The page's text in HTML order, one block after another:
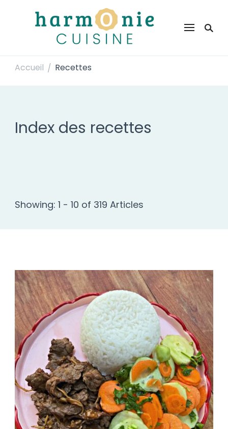
Harmonie Cuisine
Accueil / Recettes
Index des recettes
Showing: 1 - 10 of 319 Articles